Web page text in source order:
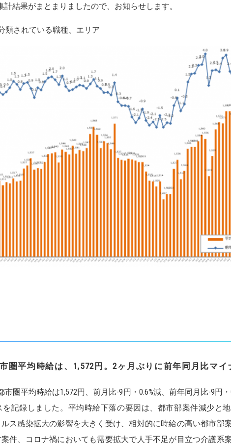
計結果がまとまりましたので、お知らせします。
類されている職種、エリア
圏平均時給は、 1,572 円 。2ヶ月ぶりに前年同月比マイ
市圏平均時給は1,572円、前月比-9円・0.6%減、前年同月比-9円
記録しました。平均時給下落の要因は、都市部案件減少と
ス感染拡大の影響を大きく受け、相対的に時給の高い都市部
件、コロナ禍においても需要拡大で人手不足が目立つ介護系